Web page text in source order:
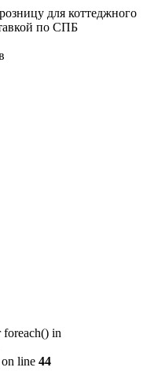
для коттеджного
по СПБ
foreach() in
on line 44